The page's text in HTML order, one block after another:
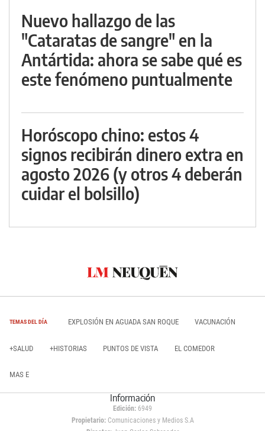
Nuevo hallazgo de las
"Cataratas de sangre" en la
Antártida: ahora se sabe qué es
este fenómeno puntualmente
Horóscopo chino: estos 4
signos recibirán dinero extra en
agosto 2026 (y otros 4 deberán
cuidar el bolsillo)
TEMAS DEL DÍA EXPLOSIÓN EN AGUADA SAN ROQUE VACUNACIÓN
+SALUD +HISTORIAS PUNTOS DE VISTA EL COMEDOR
MAS E
Información
Edición: 6949
Propietario:Comunicaciones y Medios S.A